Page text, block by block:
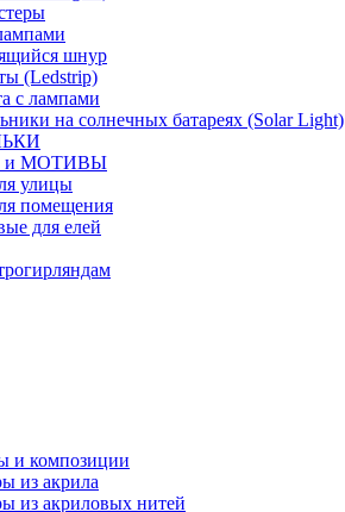
шнур
(Ledstrip)
с лампами
на солнечных батареях (Solar Light)
и МОТИВЫ
улицы
помещения
для елей
и композиции
из акрила
из акриловых нитей